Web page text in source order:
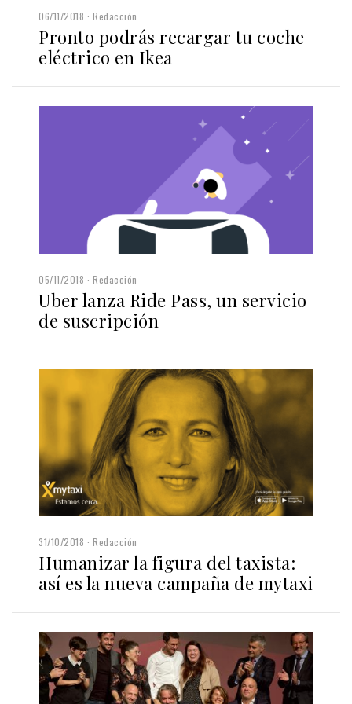
06/11/2018 Redacción
Pronto podrás recargar tu coche
eléctrico en Ikea
05/11/2018 Redacción
Uber lanza Ride Pass, un servicio
de suscripción
31/10/2018 Redacción
Humanizar la figura del taxista:
así es la nueva campaña de mytaxi